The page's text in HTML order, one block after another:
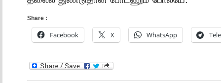
Share :
Facebook X WhatsApp